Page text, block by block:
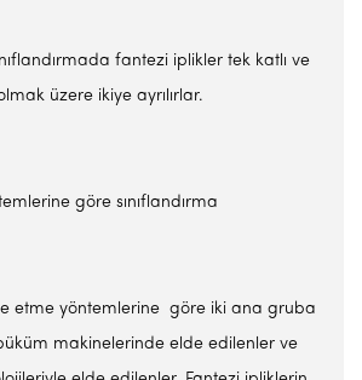
fantezi iplikler tek katlı ve
üzere ikiye ayrılırlar.
göre sınıflandırma
etme yöntemlerine göre iki ana gruba
makinelerinde elde edilenler ve